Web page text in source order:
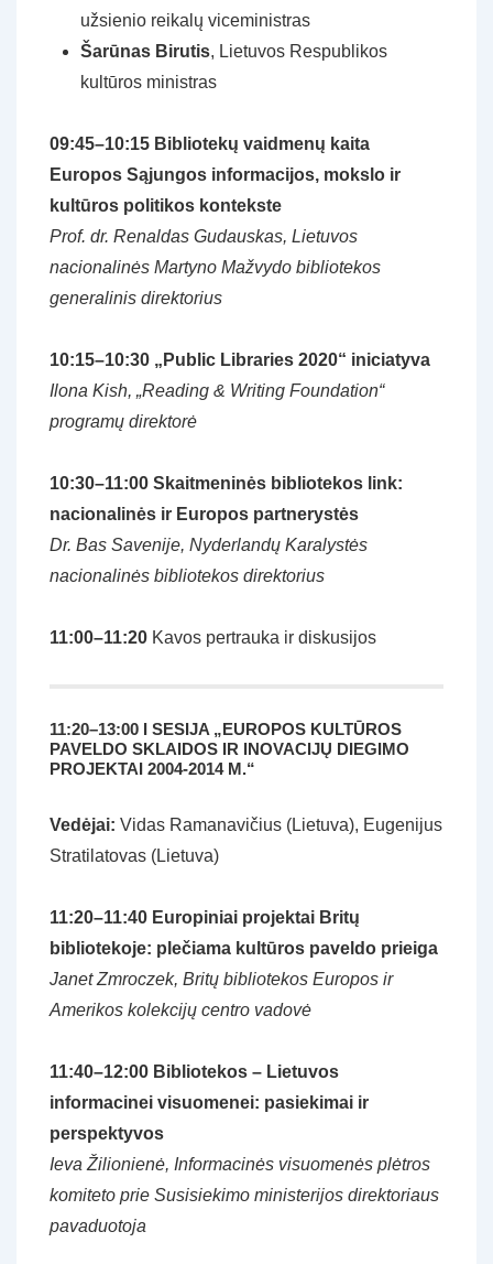
užsienio reikalų viceministras
Šarūnas Birutis, Lietuvos Respublikos
kultūros ministras
09:45–10:15 Bibliotekų vaidmenų kaita
Europos Sąjungos informacijos, mokslo ir
kultūros politikos kontekste
Prof. dr. Renaldas Gudauskas, Lietuvos
nacionalinės Martyno Mažvydo bibliotekos
generalinis direktorius
10:15–10:30 „Public Libraries 2020“ iniciatyva
Ilona Kish, „Reading & Writing Foundation“
programų direktorė
10:30–11:00 Skaitmeninės bibliotekos link:
nacionalinės ir Europos partnerystės
Dr. Bas Savenije, Nyderlandų Karalystės
nacionalinės bibliotekos direktorius
11:00–11:20 Kavos pertrauka ir diskusijos
11:20–13:00 I SESIJA „EUROPOS KULTŪROS
PAVELDO SKLAIDOS IR INOVACIJŲ DIEGIMO
PROJEKTAI 2004-2014 M.“
Vedėjai: Vidas Ramanavičius (Lietuva), Eugenijus
Stratilatovas (Lietuva)
11:20–11:40 Europiniai projektai Britų
bibliotekoje: plečiama kultūros paveldo prieiga
Janet Zmroczek, Britų bibliotekos Europos ir
Amerikos kolekcijų centro vadovė
11:40–12:00 Bibliotekos – Lietuvos
informacinei visuomenei: pasiekimai ir
perspektyvos
Ieva Žilionienė, Informacinės visuomenės plėtros
komiteto prie Susisiekimo ministerijos direktoriaus
pavaduotoja